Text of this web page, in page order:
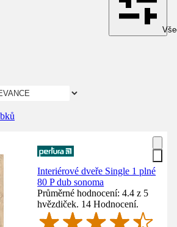
Interiérové dveře Single 1 plné
80 P dub sonoma
Průměrné hodnocení: 4.4 z 5
hvězdiček. 14 Hodnocení.